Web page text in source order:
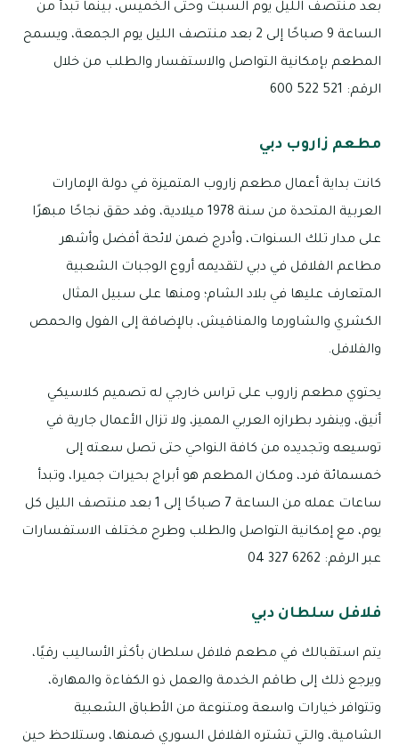
بعد منتصف الليل يوم السبت وحتى الخميس، بينما تبدأ من
الساعة 9 صباحًا إلى 2 بعد منتصف الليل يوم الجمعة، ويسمح
المطعم بإمكانية التواصل والاستفسار والطلب من خلال
الرقم: 521 522 600
مطعم زاروب دبي
كانت بداية أعمال مطعم زاروب المتميزة في دولة الإمارات
العربية المتحدة من سنة 1978 ميلادية، وقد حقق نجاحًا مبهرًا
على مدار تلك السنوات، وأدرج ضمن لائحة أفضل وأشهر
مطاعم الفلافل في دبي لتقديمه أروع الوجبات الشعبية
المتعارف عليها في بلاد الشام؛ ومنها على سبيل المثال
الكشري والشاورما والمناقيش، بالإضافة إلى الفول والحمص
والفلافل.
يحتوي مطعم زاروب على تراس خارجي له تصميم كلاسيكي
أنيق، وينفرد بطرازه العربي المميز، ولا تزال الأعمال جارية في
توسيعه وتجديده من كافة النواحي حتى تصل سعته إلى
خمسمائة فرد، ومكان المطعم هو أبراج بحيرات جميرا، وتبدأ
ساعات عمله من الساعة 7 صباحًا إلى 1 بعد منتصف الليل كل
يوم، مع إمكانية التواصل والطلب وطرح مختلف الاستفسارات
عبر الرقم: 6262 327 04
فلافل سلطان دبي
يتم استقبالك في مطعم فلافل سلطان بأكثر الأساليب رقيًا،
ويرجع ذلك إلى طاقم الخدمة والعمل ذو الكفاءة والمهارة،
وتتوافر خيارات واسعة ومتنوعة من الأطباق الشعبية
الشامية، والتي تشتره الفلافل السوري ضمنها، وستلاحظ حين